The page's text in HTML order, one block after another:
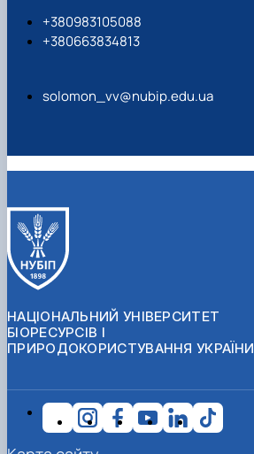
+380983105088
+380663834813
solomon_vv@nubip.edu.ua
НАЦІОНАЛЬНИЙ УНІВЕРСИТЕТ
БІОРЕСУРСІВ І
ПРИРОДОКОРИСТУВАННЯ УКРАЇНИ